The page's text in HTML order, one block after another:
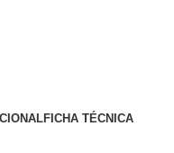
FICHA TÉCNICA